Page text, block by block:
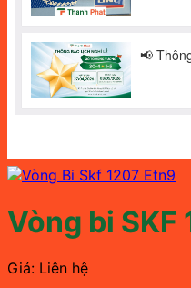
Vòng bi SKF
Giá: Liên hệ